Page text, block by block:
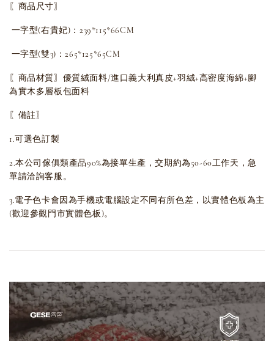
〖商品尺寸〗
一字型(右貴妃)： 239*115*66CM
一字型(雙3)：265*125*65CM
〖商品材質〗 優質絨面料/進口義大利真皮+羽絨+高密度海綿+腳
為實木多層板包面料
〖備註〗
1.可選色訂製
2.本公司傢俱類產品90%為接單生產，交期約為50-60工作天，急
單請洽詢客服。
3.電子色卡會因為手機或電腦設定不同有所色差，以實體色板為主
(歡迎參觀門市實體色板)。